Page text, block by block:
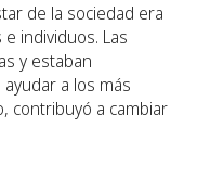
de la sociedad era
individuos. Las
y estaban
a los más
contribuyó a cambiar